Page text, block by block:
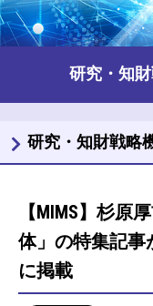
研究・知
【MIMS】杉原
体」の特集記事
に掲載
研究・知財戦略